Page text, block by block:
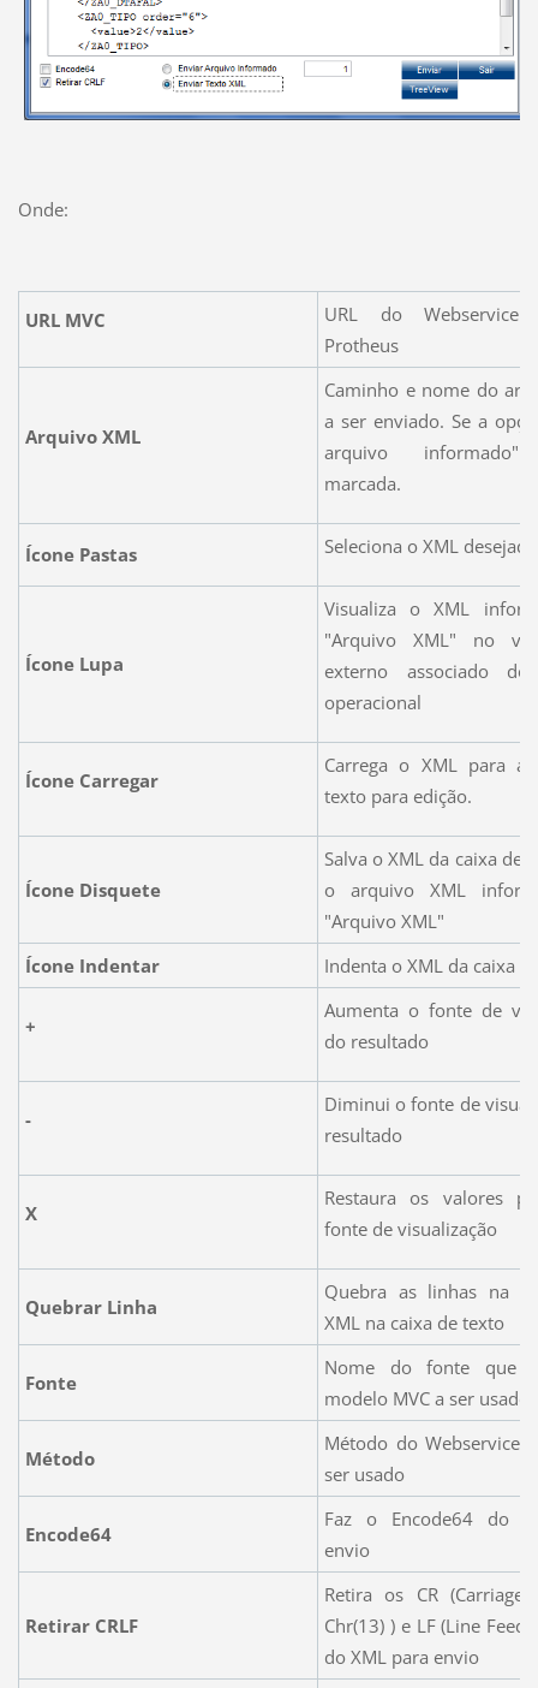
Onde:
URL MVC
URL do
Protheus
Arquivo XML
Caminho e nome do
a ser enviado. Se a
arquivo informado"
marcada.
Ícone Pastas Seleciona o XML desejado
Ícone Lupa
Visualiza o XML
"Arquivo XML" no
externo associado do
operacional
Ícone Carregar
Carrega o XML para a
texto para edição.
Ícone Disquete
Salva o XML da caixa de
o arquivo XML
"Arquivo XML"
Ícone Indentar
Indenta o XML da caixa
+
Aumenta o fonte de
do resultado
-
Diminui o fonte de
resultado
X
Restaura os valores
fonte de visualização
Quebrar Linha
Quebra as linhas na
XML na caixa de texto
Fonte
Nome do fonte que
modelo MVC a ser usado
Método
Método do Webservice
ser usado
Encode64
Faz o Encode64 do
envio
Retirar CRLF
Retira os CR
Chr(13) ) e LF (Line Feed
do XML para envio